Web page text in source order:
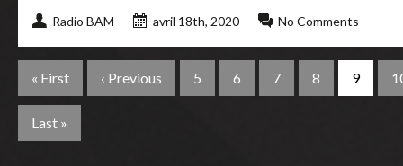
Radio BAM avril 18th, 2020 No Comments
« First ‹ Previous 5 6 7 8 9
Last »